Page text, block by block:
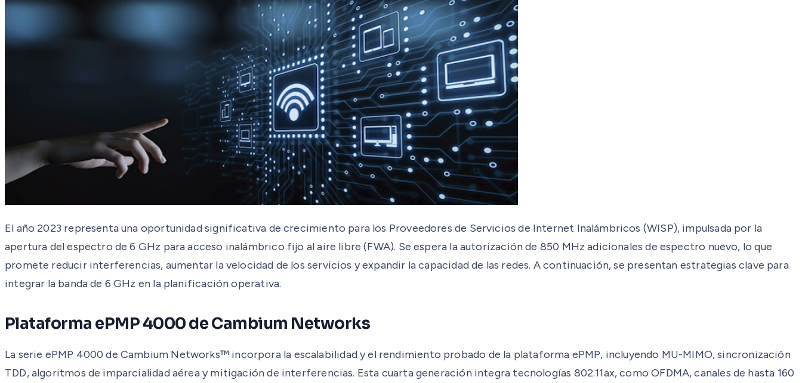
El año 2023 representa una oportunidad significativa de crecimiento para los Proveedores de Servicios de Internet Inalámbricos (WISP), impulsada por la
apertura del espectro de 6 GHz para acceso inalámbrico fijo al aire libre (FWA). Se espera la autorización de 850 MHz adicionales de espectro nuevo, lo que
promete reducir interferencias, aumentar la velocidad de los servicios y expandir la capacidad de las redes. A continuación, se presentan estrategias clave para
integrar la banda de 6 GHz en la planificación operativa.
Plataforma ePMP 4000 de Cambium Networks
La serie ePMP 4000 de Cambium Networks™ incorpora la escalabilidad y el rendimiento probado de la plataforma ePMP, incluyendo MU-MIMO, sincronización
TDD, algoritmos de imparcialidad aérea y mitigación de interferencias. Esta cuarta generación integra tecnologías 802.11ax, como OFDMA, canales de hasta 160